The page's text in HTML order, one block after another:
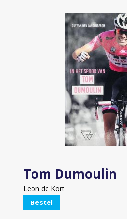
Tom Dumoulin
Leon de Kort
Bestel